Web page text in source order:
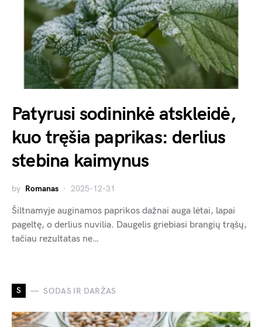
Patyrusi sodininkė atskleidė,
kuo tręšia paprikas: derlius
stebina kaimynus
by Romanas 2025-12-31
Šiltnamyje auginamos paprikos dažnai auga lėtai, lapai
pageltę, o derlius nuvilia. Daugelis griebiasi brangių trąšų,
tačiau rezultatas ne…
S SODAS IR DARŽAS